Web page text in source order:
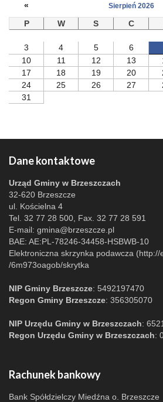
«
Sierpień 2026
P
W S C
3
4 5 6
10
11 12 13
17
18 19 20
24
25 26 27
31
Dane kontaktowe
Urząd Gminy w Brzeszczach
32-620 Brzeszcze
ul. Kościelna 4
Tel. 32 77 28 500, Fax. 32 77 28 591
E-mail: gmina@brzeszcze.pl
BAE: AE:PL-78246-34458-HSBWB-10
Elektroniczna skrzynka podawcza (http://
/6m973oagob/skrytka
NIP Gminy Brzeszcze: 5492197470
Regon Gminy Brzeszcze: 356305070
NIP Urzędu Gminy w Brzeszczach:
Regon Urzędu Gminy w Brzeszczach:
Rachunek bankowy
Bank Spółdzielczy Miedźna o. Brzeszcze